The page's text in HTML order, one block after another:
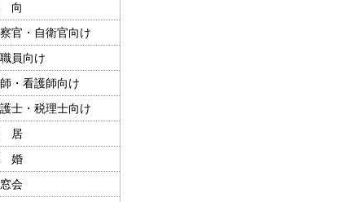
向
官・自衛官向け
員向け
・看護師向け
士・税理士向け
居
婚
会